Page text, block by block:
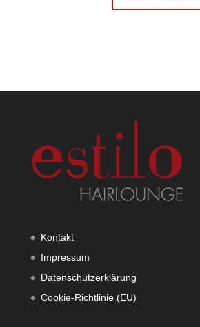
Kontakt
Impressum
Datenschutzerklärung
Cookie-Richtlinie (EU)